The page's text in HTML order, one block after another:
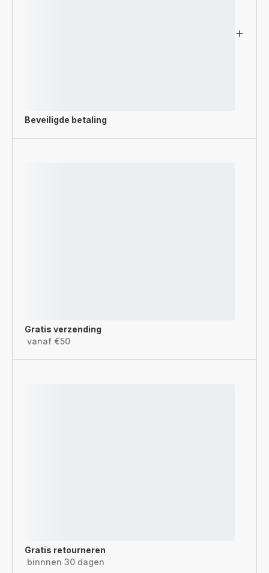
Beveiligde betaling
Gratis verzending
vanaf €50
Gratis retourneren
binnnen 30 dagen